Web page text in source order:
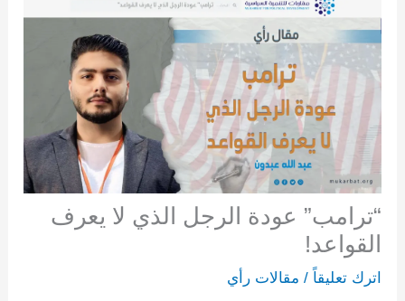
“ترامب” عودة الرجل الذي لا يعرف
القواعد!
اترك تعليقاً / مقالات رأي